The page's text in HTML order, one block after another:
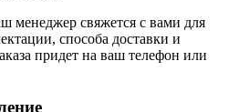
менеджер свяжется с вами для
способа доставки и
придет на ваш телефон или